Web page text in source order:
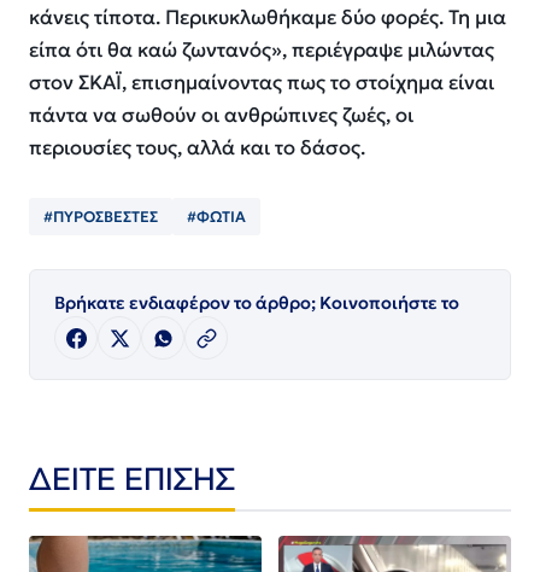
κάνεις τίποτα. Περικυκλωθήκαμε δύο φορές. Τη μια
είπα ότι θα καώ ζωντανός», περιέγραψε μιλώντας
στον ΣΚΑΪ, επισημαίνοντας πως το στοίχημα είναι
πάντα να σωθούν οι ανθρώπινες ζωές, οι
περιουσίες τους, αλλά και το δάσος.
#ΠΥΡΟΣΒΕΣΤΕΣ #ΦΩΤΙΑ
Βρήκατε ενδιαφέρον το άρθρο; Κοινοποιήστε το
ΔΕΙΤΕ ΕΠΙΣΗΣ